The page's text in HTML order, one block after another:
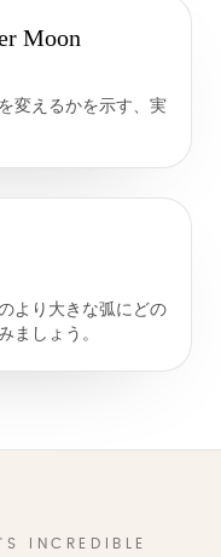
Moon
変えるかを示す、実
より大きな弧にどの
ましょう。
INCREDIBLE